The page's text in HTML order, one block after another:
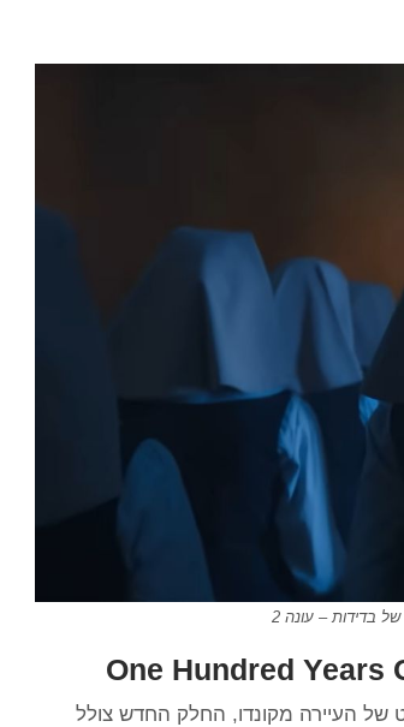
העיירה מקונדו, החלק החדש צולל